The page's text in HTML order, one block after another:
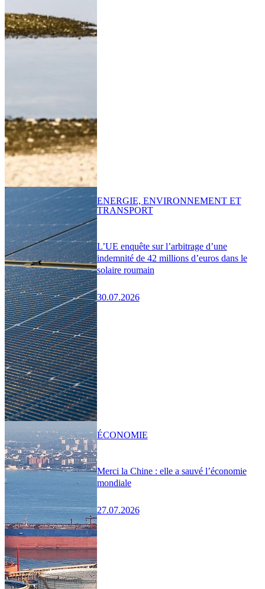
L’UE enquête sur l’arbitrage d’une
indemnité de 42 millions d’euros dans le
solaire roumain
30.07.2026
ENERGIE, ENVIRONNEMENT ET
TRANSPORT
Merci la Chine : elle a sauvé l’économie
mondiale
27.07.2026
ÉCONOMIE